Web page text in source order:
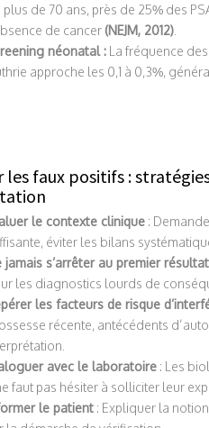
plus de 70 ans, près de 25% des
de cancer (NEJM, 2012)
néonatal : La fréquence
approche les 0,1 à 0,3%,
les faux positifs :
le contexte clinique :
éviter les bilans
jamais s’arrêter au premier résultat
les diagnostics lourds de
les facteurs de risque
récente, antécédents
avec le laboratoire : Les
faut pas hésiter à solliciter leur
le patient : Expliquer la